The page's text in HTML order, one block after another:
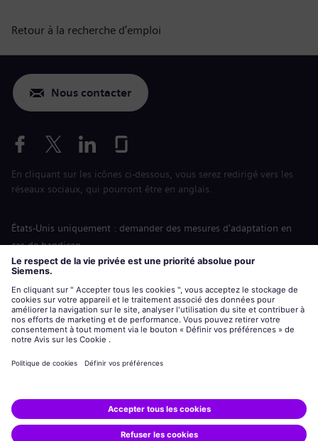
Retour à la recherche d’emploi
Nous contacter
En cliquant sur les icônes ci-dessous, vous serez redirigé vers les
réseaux sociaux, qui pourront être en anglais.
États-Unis uniquement : demander des mesures d'adaptation en
cas de handicap
Labor Condition Application (Formulaire sur les conditions
siemens-energy.comSite Internet international
Informations sur l’entreprise
Avis de confidentialité
Siemens Energy est une marque déposée de Siemens AG.